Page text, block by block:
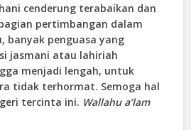
cenderung terabaikan dan
pertimbangan dalam
banyak penguasa yang
jasmani atau lahiriah
menjadi lengah, untuk
tidak terhormat. Semoga hal
tercinta ini. Wallahu a’lam